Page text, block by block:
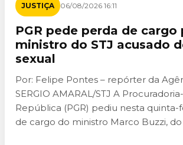
JUSTIÇA 06/08/2026 16:11
PGR pede perda de cargo
ministro do STJ acusado
sexual
Por: Felipe Pontes – repórter da
SERGIO AMARAL/STJ A
República (PGR) pediu nesta quinta-
de cargo do ministro Marco Buzzi, do